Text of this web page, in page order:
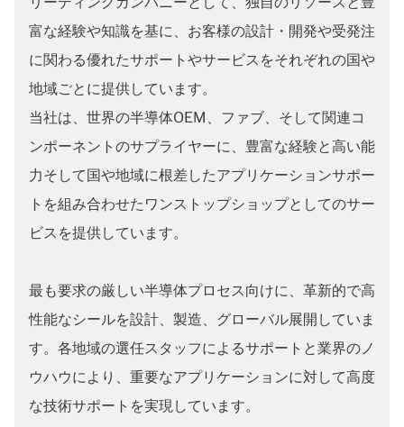
富な経験や知識を基に、お客様の設計・開発や受発注
に関わる優れたサポートやサービスをそれぞれの国や
地域ごとに提供しています。
当社は、世界の半導体OEM、ファブ、そして関連コ
ンポーネントのサプライヤーに、豊富な経験と高い能
力そして国や地域に根差したアプリケーションサポー
トを組み合わせたワンストップショップとしてのサー
ビスを提供しています。
最も要求の厳しい半導体プロセス向けに、革新的で高
性能なシールを設計、製造、グローバル展開していま
す。各地域の選任スタッフによるサポートと業界のノ
ウハウにより、重要なアプリケーションに対して高度
な技術サポートを実現しています。